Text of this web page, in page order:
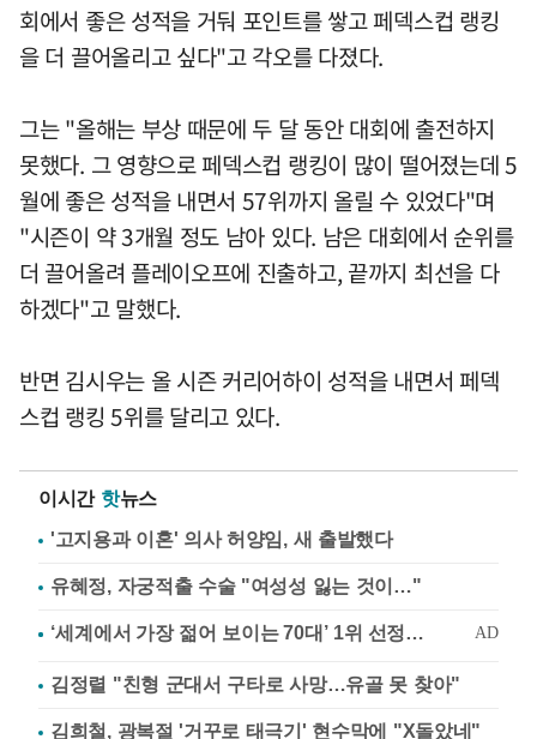
회에서 좋은 성적을 거둬 포인트를 쌓고 페덱스컵 랭킹
을 더 끌어올리고 싶다"고 각오를 다졌다.
그는 "올해는 부상 때문에 두 달 동안 대회에 출전하지
못했다. 그 영향으로 페덱스컵 랭킹이 많이 떨어졌는데 5
월에 좋은 성적을 내면서 57위까지 올릴 수 있었다"며
"시즌이 약 3개월 정도 남아 있다. 남은 대회에서 순위를
더 끌어올려 플레이오프에 진출하고, 끝까지 최선을 다
하겠다"고 말했다.
반면 김시우는 올 시즌 커리어하이 성적을 내면서 페덱
스컵 랭킹 5위를 달리고 있다.
이시간 핫뉴스
'고지용과 이혼' 의사 허양임, 새 출발했다
유혜정, 자궁적출 수술 "여성성 잃는 것이…"
김정렬 "친형 군대서 구타로 사망…유골 못 찾아"
김희철, 광복절 '거꾸로 태극기' 현수막에 "X돌았네"